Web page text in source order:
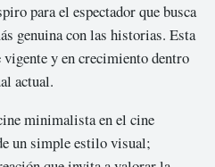
para el espectador que busca
genuina con las historias. Esta
y en crecimiento dentro
actual.
minimalista en el cine
un simple estilo visual;